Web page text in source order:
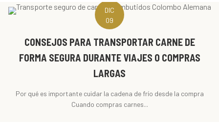
DIC
09
CONSEJOS PARA TRANSPORTAR CARNE DE
FORMA SEGURA DURANTE VIAJES O COMPRAS
LARGAS
Por qué es importante cuidar la cadena de frío desde la compra
Cuando compras carnes...